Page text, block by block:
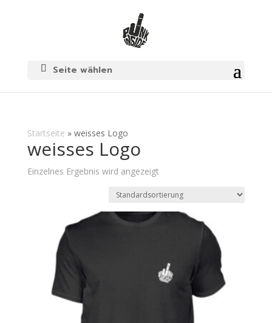
Seite wählen
Startseite » weisses Logo
weisses Logo
Einzelnes Ergebnis wird angezeigt